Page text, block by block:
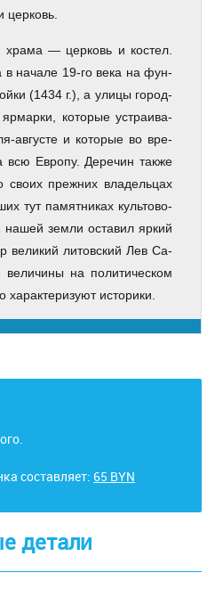
цер­ковь.
хра­ма — цер­ковь и ко­стел.
в на­ча­ле 19-го ве­ка на фун­
(1434 г.), а ули­цы го­род­
ко­то­рые устра­и­ва­
августе и ко­то­рые во вре­
Ев­ро­пу. Де­ре­чин так­же
сво­их преж­них вла­дель­цах
тут па­мят­ни­ках куль­то­во­
на­шей зем­ли оста­вил яр­кий
ве­ли­кий ли­тов­ский Лев Са­
на по­ли­ти­че­ском
ха­рак­те­ри­зу­ют ис­то­ри­ки.
составляет: 65 BYN
детали